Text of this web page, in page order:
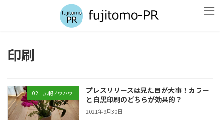
印刷
02 広報ノウハウ
プレスリリースは見た目が大事！カラー
と白黒印刷のどちらが効果的？
2021年9月30日